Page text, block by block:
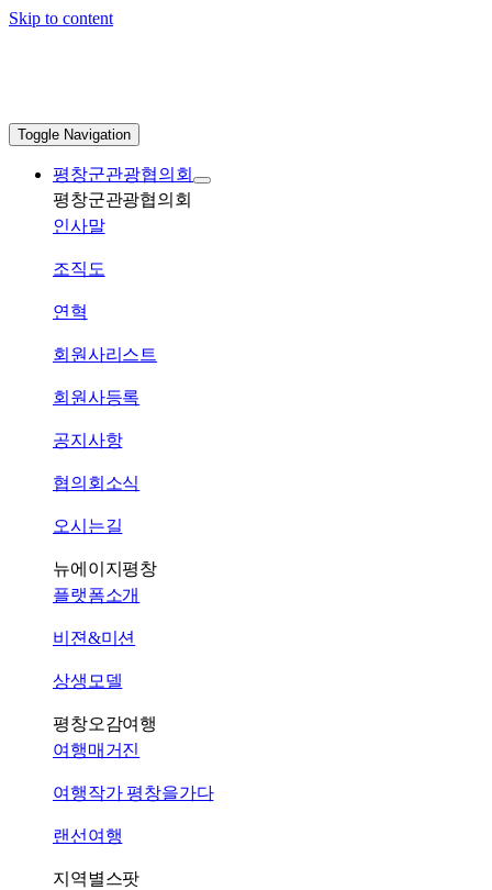
Skip to content
Toggle Navigation
평창군관광협의회
평창군관광협의회
인사말
조직도
연혁
회원사리스트
회원사등록
공지사항
협의회소식
오시는길
뉴에이지평창
플랫폼소개
비젼&미션
상생모델
평창오감여행
여행매거진
여행작가 평창을가다
랜선여행
지역별스팟